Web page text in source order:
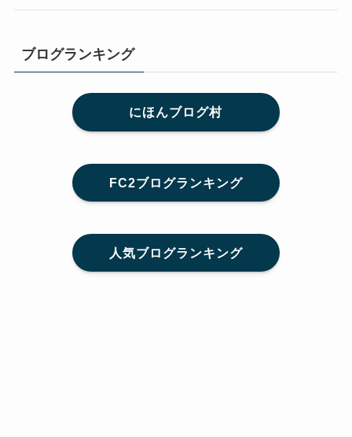
ブログランキング
にほんブログ村
FC2ブログランキング
人気ブログランキング